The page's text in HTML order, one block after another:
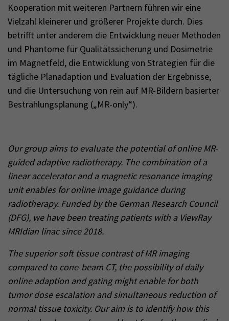
Kooperation mit weiteren Partnern führen wir eine
Vielzahl kleinerer und größerer Projekte durch. Dies
betrifft unter anderem die Entwicklung neuer Methoden
und Phantome für Qualitätssicherung und Dosimetrie
im Magnetfeld, die Entwicklung von Strategien für die
tägliche Planadaption und Evaluation der Ergebnisse,
und die Untersuchung von rein auf MR-Bildern basierter
Bestrahlungsplanung („MR-only“).
Our group aims to evaluate the potential of online MR-
guided adaptive radiotherapy. The combination of a
linear accelerator and a magnetic resonance imaging
unit enables for online image guidance during
radiotherapy. Funded by the German Research Council
(DFG), we have been treating patients with a ViewRay
MRIdian linac since 2018.
The superior soft tissue contrast of MR imaging
compared to cone-beam CT, the possibility of daily
online adaption and gating might enable for both
tumor dose escalation and simultaneous reduction of
normal tissue toxicity. Our aim is to identify how this